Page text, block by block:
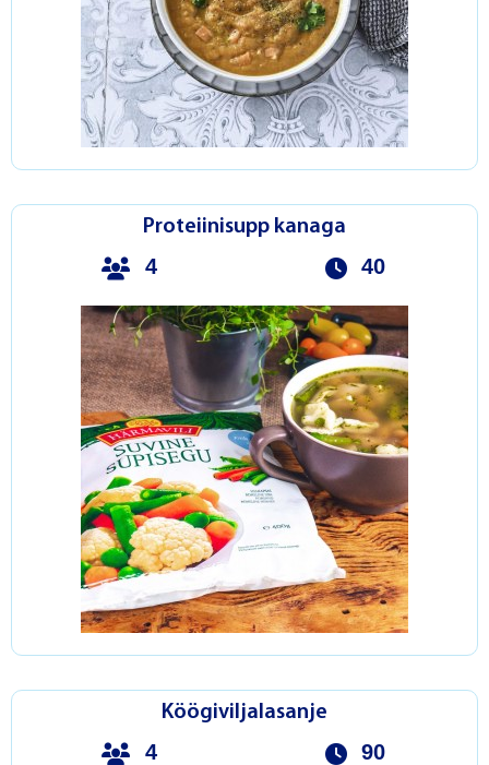
Proteiinisupp kanaga
4 40
Köögiviljalasanje
4 90